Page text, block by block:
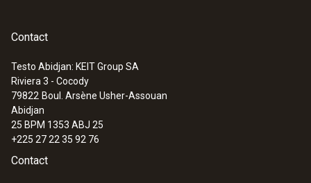
:0563 2052
de mesure du pH et de la température
dans les milieux semi-solides
Contact
Testo Abidjan: KEIT Group SA
Riviera 3 - Cocody
79822 Boul. Arsène Usher-Assouan
Abidjan
25 BPM 1353 ABJ 25
+225 27 22 35 92 76
Contact